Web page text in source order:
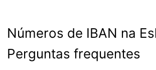
Números de IBAN na
Perguntas frequentes